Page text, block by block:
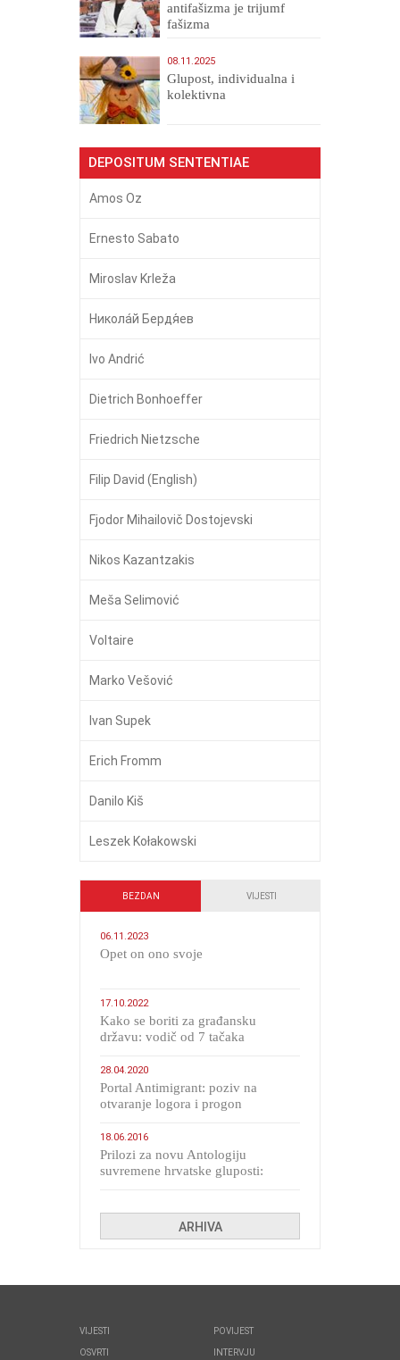
antifašizma je trijumf
fašizma
08.11.2025
Glupost, individualna i
kolektivna
DEPOSITUM SENTENTIAE
Amos Oz
Ernesto Sabato
Miroslav Krleža
Никола́й Бердя́ев
Ivo Andrić
Dietrich Bonhoeffer
Friedrich Nietzsche
Filip David (English)
Fjodor Mihailovič Dostojevski
Nikos Kazantzakis
Meša Selimović
Voltaire
Marko Vešović
Ivan Supek
Erich Fromm
Danilo Kiš
Leszek Kołakowski
BEZDAN VIJESTI
06.11.2023
​Opet on ono svoje
17.10.2022
Kako se boriti za građansku
državu: vodič od 7 tačaka
28.04.2020
Portal Antimigrant: poziv na
otvaranje logora i progon
18.06.2016
Prilozi za novu Antologiju
suvremene hrvatske gluposti:
ARHIVA
VIJESTI
OSVRTI
POVIJEST
INTERVJU